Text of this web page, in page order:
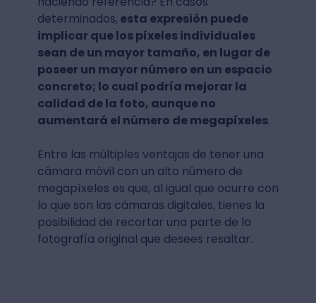
determinados, esta expresión puede
implicar que los píxeles individuales
sean de un mayor tamaño, en lugar de
poseer un mayor número en un espacio
concreto; lo cual podría mejorar la
calidad de la foto, aunque no
aumentará el número de megapíxeles.
Entre las múltiples ventajas de tener una
cámara móvil con un alto número de
megapíxeles es que, al igual que ocurre con
lo que son las cámaras digitales, tienes la
posibilidad de recortar una parte de la
fotografía original que desees resaltar.